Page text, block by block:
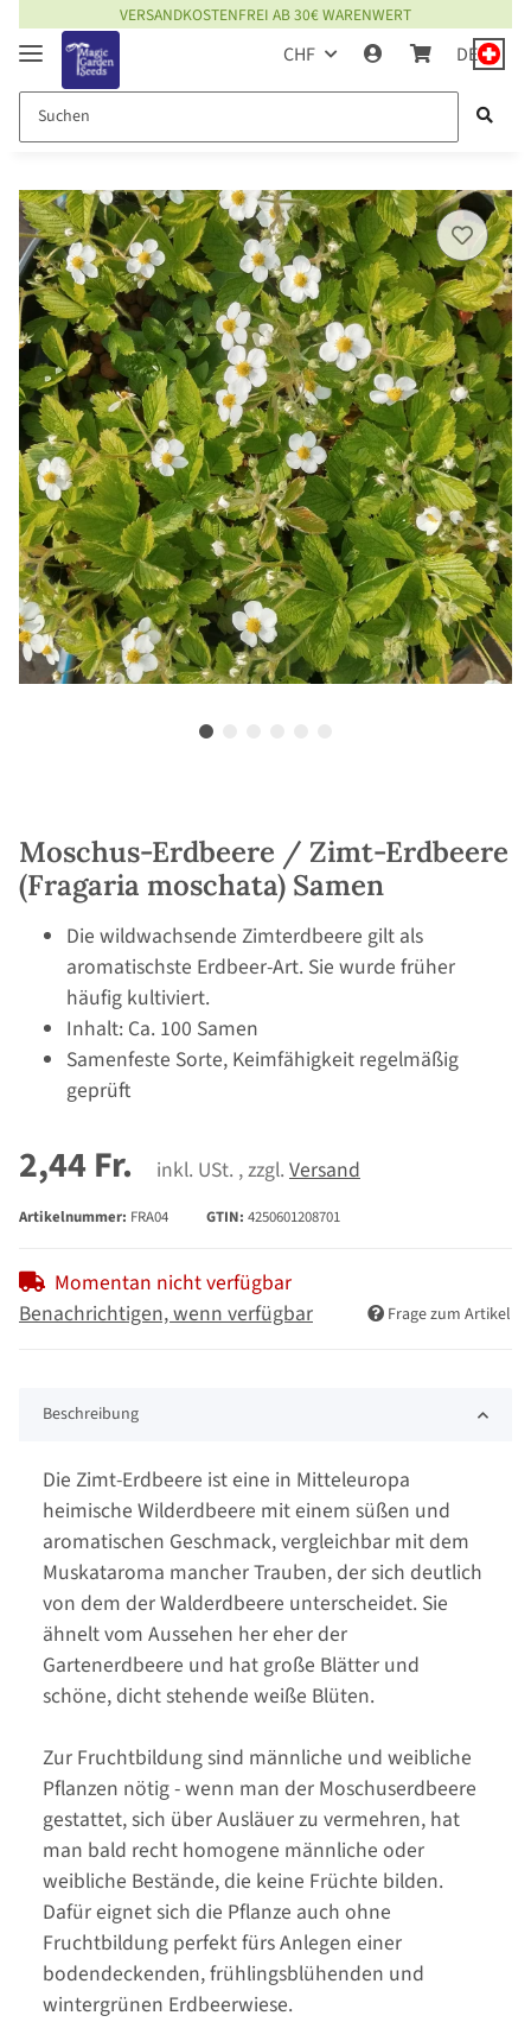
VERSANDKOSTENFREI AB 30€ WARENWERT
CHF DE
Moschus-Erdbeere / Zimt-Erdbeere
(Fragaria moschata) Samen
Die wildwachsende Zimterdbeere gilt als
aromatischste Erdbeer-Art. Sie wurde früher
häufig kultiviert.
Inhalt: Ca. 100 Samen
Samenfeste Sorte, Keimfähigkeit regelmäßig
geprüft
2,44 Fr. inkl. USt. , zzgl. Versand
Artikelnummer: FRA04 GTIN: 4250601208701
Momentan nicht verfügbar
Benachrichtigen, wenn verfügbar
Frage zum Artikel
Beschreibung
Die Zimt-Erdbeere ist eine in Mitteleuropa
heimische Wilderdbeere mit einem süßen und
aromatischen Geschmack, vergleichbar mit dem
Muskataroma mancher Trauben, der sich deutlich
von dem der Walderdbeere unterscheidet. Sie
ähnelt vom Aussehen her eher der
Gartenerdbeere und hat große Blätter und
schöne, dicht stehende weiße Blüten.
Zur Fruchtbildung sind männliche und weibliche
Pflanzen nötig - wenn man der Moschuserdbeere
gestattet, sich über Ausläuer zu vermehren, hat
man bald recht homogene männliche oder
weibliche Bestände, die keine Früchte bilden.
Dafür eignet sich die Pflanze auch ohne
Fruchtbildung perfekt fürs Anlegen einer
bodendeckenden, frühlingsblühenden und
wintergrünen Erdbeerwiese.